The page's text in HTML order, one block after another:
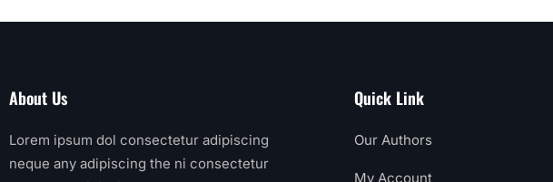
About Us
Lorem ipsum dol consectetur adipiscing
neque any adipiscing the ni consectetur
Quick Link
Our Authors
My Account